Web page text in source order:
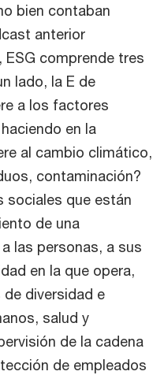
bien contaban
anterior
comprende tres
lado, la E de
a los factores
en la
al cambio climático,
contaminación?
sociales que están
de una
las personas, a sus
en la que opera,
diversidad e
salud y
de la cadena
de empleados